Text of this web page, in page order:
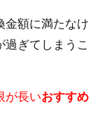
金額に満たなけ
ぎてしまうこ
が長いおすすめ